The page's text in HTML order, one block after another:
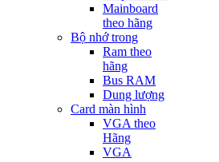
Mainboard
theo hãng
Bộ nhớ trong
Ram theo
hãng
Bus RAM
Dung lượng
Card màn hình
VGA theo
Hãng
VGA